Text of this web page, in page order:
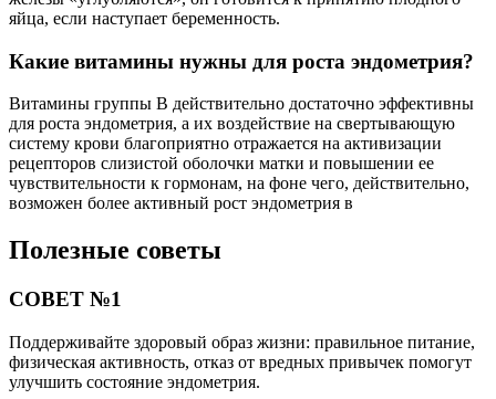
яйца, если наступает беременность.
Какие витамины нужны для роста эндометрия?
Витамины группы В действительно достаточно эффективны
для роста эндометрия, а их воздействие на свертывающую
систему крови благоприятно отражается на активизации
рецепторов слизистой оболочки матки и повышении ее
чувствительности к гормонам, на фоне чего, действительно,
возможен более активный рост эндометрия в
Полезные советы
СОВЕТ №1
Поддерживайте здоровый образ жизни: правильное питание,
физическая активность, отказ от вредных привычек помогут
улучшить состояние эндометрия.